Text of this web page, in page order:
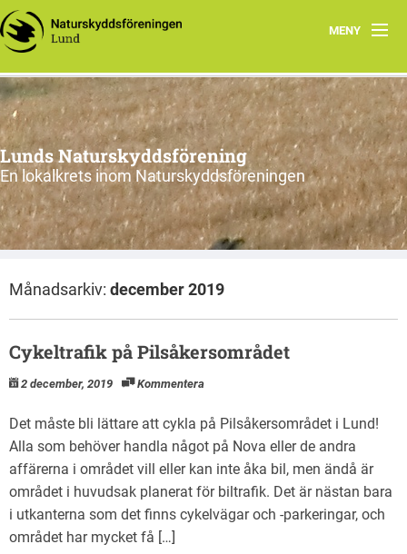
MENY
Hem
Program
Vad vi gör
Vi tycker
Cykling
English
Lunds Naturskyddsförening
En lokalkrets inom Naturskyddsföreningen
Månadsarkiv: december 2019
Cykeltrafik på Pilsåkersområdet
2 december, 2019 Kommentera
Det måste bli lättare att cykla på Pilsåkersområdet i Lund!
Alla som behöver handla något på Nova eller de andra
affärerna i området vill eller kan inte åka bil, men ändå är
området i huvudsak planerat för biltrafik. Det är nästan bara
i utkanterna som det finns cykelvägar och -parkeringar, och
området har mycket få […]